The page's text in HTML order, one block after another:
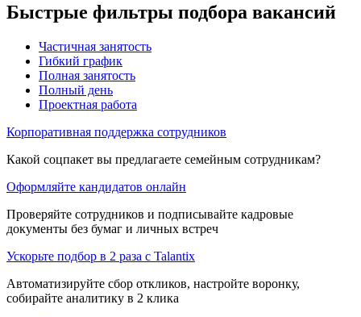
Быстрые фильтры подбора вакансий
Частичная занятость
Гибкий график
Полная занятость
Полный день
Проектная работа
Корпоративная поддержка сотрудников
Какой соцпакет вы предлагаете семейным сотрудникам?
Оформляйте кандидатов онлайн
Проверяйте сотрудников и подписывайте кадровые
документы без бумаг и личных встреч
Ускорьте подбор в 2 раза с Talantix
Автоматизируйте сбор откликов, настройте воронку,
собирайте аналитику в 2 клика